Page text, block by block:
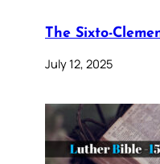
The Sixto-
July 12, 2025